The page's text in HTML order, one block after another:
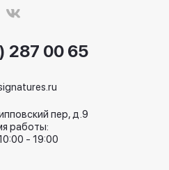
287 00 65
пер, д.9
работы:
- 19:00